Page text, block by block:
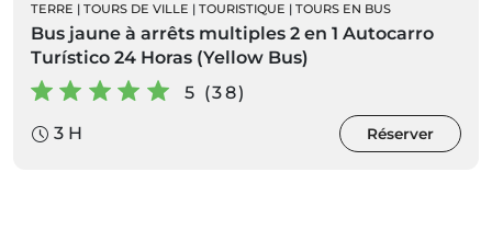
TERRE | TOURS DE VILLE | TOURISTIQUE | TOURS EN BUS
Bus jaune à arrêts multiples 2 en 1 Autocarro
Turístico 24 Horas (Yellow Bus)
5 (38)
3 H
Réserver